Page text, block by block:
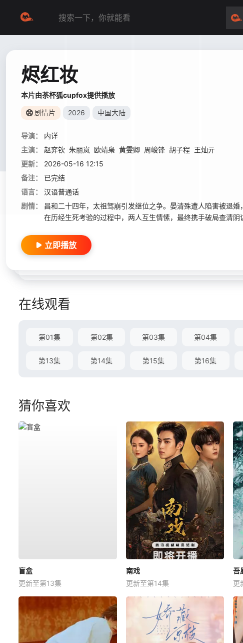
烬红妆
本片由茶杯狐cupfox提供播放
剧情片 2026 中国大陆
导演：
内详
主演：
赵弈钦 朱丽岚 欧靖枭 黄雯卿 周峻锋 胡子程 王灿亓
更新：
2026-05-16 12:15
备注：
已完结
语言：
汉语普通话
剧情：
昌和二十四年，太祖驾崩引发继位之争。晏清殊遭人陷害被退
在历经生死考验的过程中，两人互生情愫，最终携手破局查清阴
立即播放
在线观看
第01集 第02集 第03集 第04集
第13集 第14集 第15集 第16集
猜你喜欢
盲盒
更新至第13集
南戏
更新至第14集
吾
更